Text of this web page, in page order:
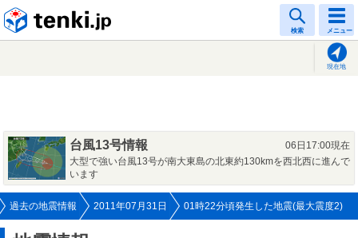
検索 メニュー
現在地
台風13号情報
06日17:00現在
大型で強い台風13号が南大東島の北東約130kmを西北西に進んで
います
過去の地震情報 2011年07月31日 01時22分頃発生した地震(最大震度2)